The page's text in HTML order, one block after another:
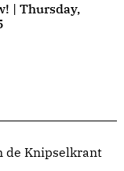
| Thursday,
de Knipselkrant